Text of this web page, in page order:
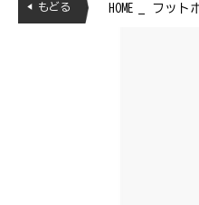
HOME フット
◀ もどる